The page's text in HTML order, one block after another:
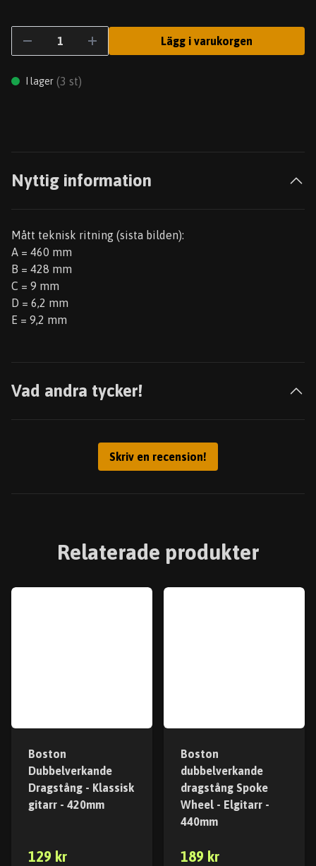
Lägg i varukorgen
I lager (3 st)
Nyttig information
Mått teknisk ritning (sista bilden):
A = 460 mm
B = 428 mm
C = 9 mm
D = 6,2 mm
E = 9,2 mm
Vad andra tycker!
Skriv en recension!
Relaterade produkter
Boston
Dubbelverkande
Dragstång - Klassisk
gitarr - 420mm
129 kr
Boston
dubbelverkande
dragstång Spoke
Wheel - Elgitarr -
440mm
189 kr